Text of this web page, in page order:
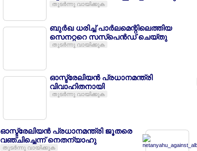
തുടര്‍ന്നു വായിക്കുക
ബുര്‍ഖ ധരിച്ച് പാര്‍ലമെന്റിലെത്തിയ
സെനറ്ററെ സസ്പെന്‍ഡ് ചെയ്തു
തുടര്‍ന്നു വായിക്കുക
ഓസ്ട്രേലിയന്‍ പ്രധാനമന്ത്രി
വിവാഹിതനായി
തുടര്‍ന്നു വായിക്കുക
ഓസ്ട്രേലിയന്‍ പ്രധാനമന്ത്രി ജൂതരെ
വഞ്ചിച്ചെന്ന് നെതന്യാഹു
തുടര്‍ന്നു വായിക്കുക